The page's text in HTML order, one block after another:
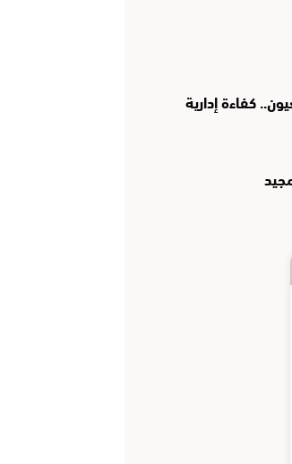
كفاءة إدارية